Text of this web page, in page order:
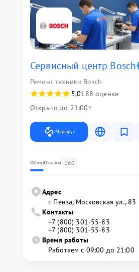
Сервисный центр Bosch
Ремонт техники Bosch
5,0188 оценки
Открыто до 21:00
Маршрут
ОбзорОтзывы 160
Адрес
г. Пенза, Московская ул., 83
Контакты
+7 (800) 301-55-83
+7 (800) 301-55-83
Время работы
Работаем с 09:00 до 21:00